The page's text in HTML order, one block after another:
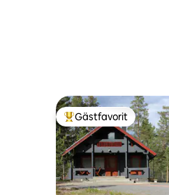
Populär gästfavorit
Gästfavorit